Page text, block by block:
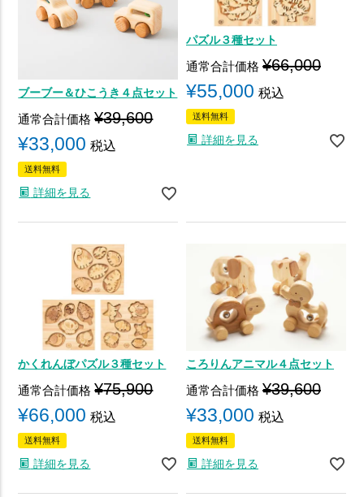
ブーブー＆ひこうき４点セット
通常合計価格 ¥39,600
¥33,000 税込
送料無料
詳細を見る
パズル３種セット
通常合計価格 ¥66,000
¥55,000 税込
送料無料
詳細を見る
かくれんぼパズル３種セット
通常合計価格 ¥75,900
¥66,000 税込
送料無料
詳細を見る
ころりんアニマル４点セット
通常合計価格 ¥39,600
¥33,000 税込
送料無料
詳細を見る